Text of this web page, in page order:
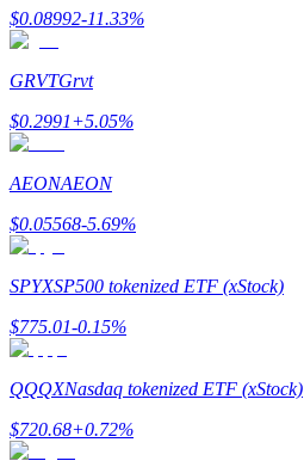
理財
增值寶
使您的資產穩定增值
$0.08992-11.33%
GRVTGrvt
$0.2991+5.05%
AEONAEON
$0.05568-5.69%
SPYXSP500 tokenized ETF (xStock)
$775.01-0.15%
QQQXNasdaq tokenized ETF (xStock)
$720.68+0.72%